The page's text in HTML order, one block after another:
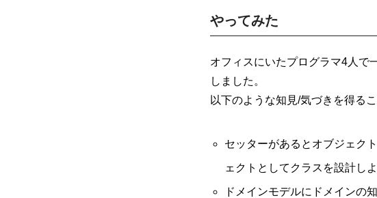
やってみた
オフィスにいたプログラマ4人で
しました。
以下のような知見/気づきを得る
セッターがあるとオブジェク
ェクトとしてクラスを設計しよ
ドメインモデルにドメインの